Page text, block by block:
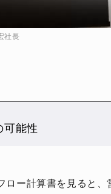
社長
可能性
ロー計算書を見ると、